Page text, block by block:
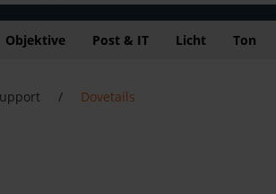
Objektive Post & IT Licht Ton
/ Dovetails